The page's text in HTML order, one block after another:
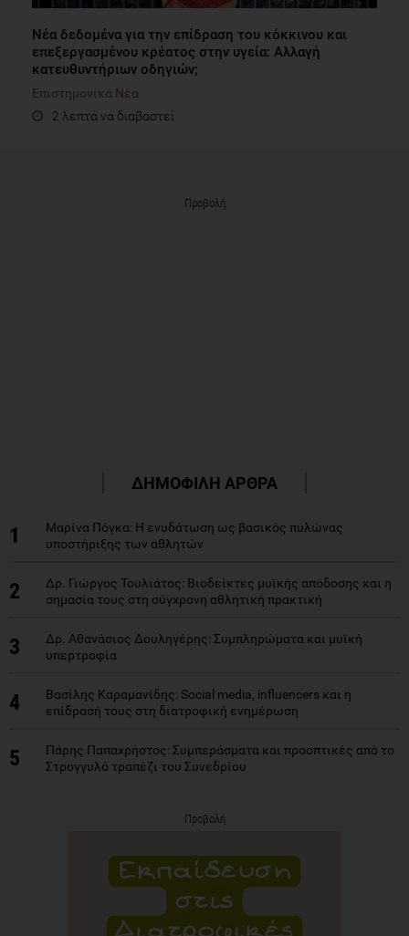
Νέα δεδομένα για την επίδραση του κόκκινου και
επεξεργασμένου κρέατος στην υγεία: Αλλαγή
κατευθυντήριων οδηγιών;
Επιστημονικά Νέα
2 λεπτά να διαβαστεί
Προβολή
ΔΗΜΟΦΙΛΗ ΑΡΘΡΑ
1
Μαρίνα Πόγκα: Η ενυδάτωση ως βασικός πυλώνας
υποστήριξης των αθλητών
2
Δρ. Γιώργος Τουλιάτος: Βιοδείκτες μυϊκής απόδοσης και η
σημασία τους στη σύγχρονη αθλητική πρακτική
3
Δρ. Αθανάσιος Δουληγέρης: Συμπληρώματα και μυϊκή
υπερτροφία
4
Βασίλης Καραμανίδης: Social media, influencers και η
επίδρασή τους στη διατροφική ενημέρωση
5
Πάρης Παπαχρήστος: Συμπεράσματα και προοπτικές από το
Στρογγυλό τραπέζι του Συνεδρίου
Προβολή